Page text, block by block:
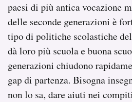
paesi di più antica vocazione
delle seconde generazioni è
tipo di politiche scolastiche
dà loro più scuola e buona
generazioni chiudono
gap di partenza. Bisogna
non lo sa, dare aiuti nei